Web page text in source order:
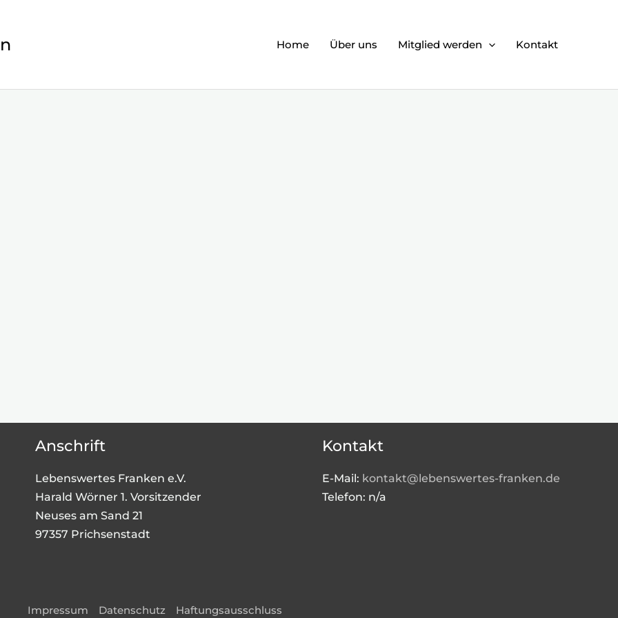
Home Über uns Mitglied werden Kontakt
Anschrift
Lebenswertes Franken e.V.
Harald Wörner 1. Vorsitzender
Neuses am Sand 21
97357 Prichsenstadt
Kontakt
E-Mail: kontakt@lebenswertes-franken.de
Telefon: n/a
Impressum Datenschutz Haftungsausschluss